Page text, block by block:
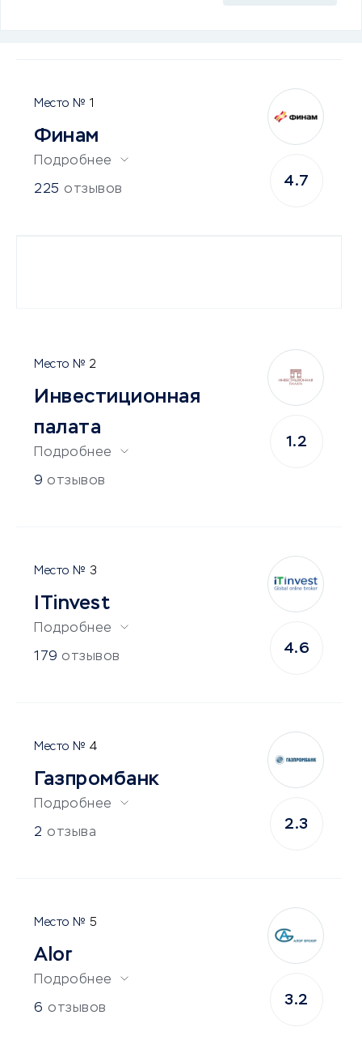
1
Финам
Подробнее
225 отзывов
4.7
2
Инвестиционная
палата
Подробнее
9 отзывов
1.2
3
ITinvest
Подробнее
179 отзывов
4.6
4
Газпромбанк
Подробнее
2 отзыва
2.3
5
Alor
Подробнее
6 отзывов
3.2